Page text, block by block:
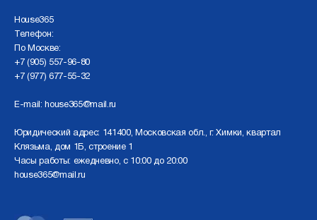
Нouse365
Телефон:
По Москве:
+7 (905) 557-96-80
+7 (977) 677-55-32
E-mail:house365@mail.ru
Юридический адрес: 141400, Московская обл., г. Химки, квартал
Клязьма, дом 1Б, строение 1
Часы работы: ежедневно, с 10:00 до 20:00
house365@mail.ru